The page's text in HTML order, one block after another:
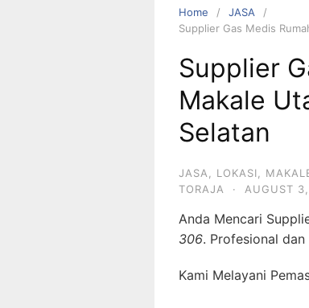
Home
JASA
Supplier Gas Medis
Supplier
Makale
Selatan
JASA LOKASI
TORAJA
· AUGUST
Anda Mencari
306. Profesional dan
Kami Melayani